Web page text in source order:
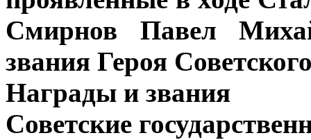
Смирнов Павел
звания Героя
Награды и звания
Советские